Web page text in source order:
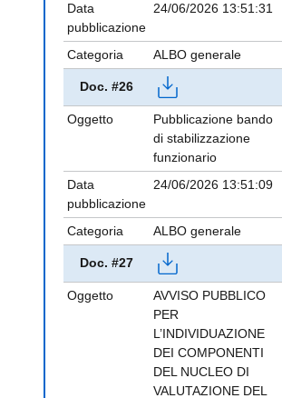
Data
pubblicazione
24/06/2026 13:51:31
Categoria ALBO generale
Doc. #26
Oggetto
Pubblicazione bando
di stabilizzazione
funzionario
Data
pubblicazione
24/06/2026 13:51:09
Categoria ALBO generale
Doc. #27
Oggetto
AVVISO PUBBLICO
PER
L’INDIVIDUAZIONE
DEI COMPONENTI
DEL NUCLEO DI
VALUTAZIONE DEL